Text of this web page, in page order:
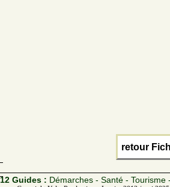
retour
12 Guides : Démarches - Santé - Tourisme